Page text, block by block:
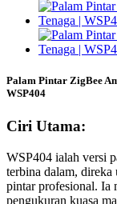
Palam Pintar ZigBee
WSP404
Ciri Utama:
WSP404 ialah versi
terbina dalam, direka
pintar profesional. Ia
pengukuran kuasa